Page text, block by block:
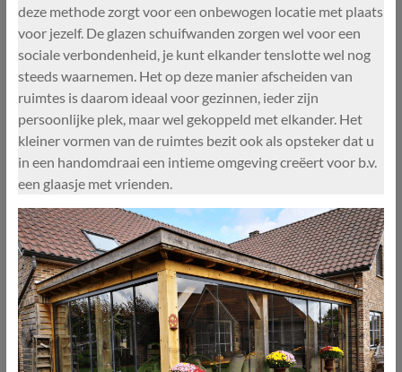
deze methode zorgt voor een onbewogen locatie met plaats
voor jezelf. De glazen schuifwanden zorgen wel voor een
sociale verbondenheid, je kunt elkander tenslotte wel nog
steeds waarnemen. Het op deze manier afscheiden van
ruimtes is daarom ideaal voor gezinnen, ieder zijn
persoonlijke plek, maar wel gekoppeld met elkander. Het
kleiner vormen van de ruimtes bezit ook als opsteker dat u
in een handomdraai een intieme omgeving creëert voor b.v.
een glaasje met vrienden.